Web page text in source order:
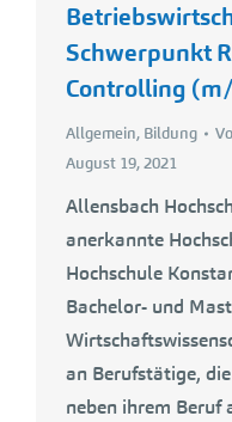
Schwerpunkt
Controlling
Allgemein, Bildung
August 19, 2021
Allensbach
anerkannte
Hochschule
Bachelor- und
an Berufstätige,
neben ihrem Beruf